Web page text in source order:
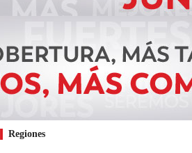
Regiones